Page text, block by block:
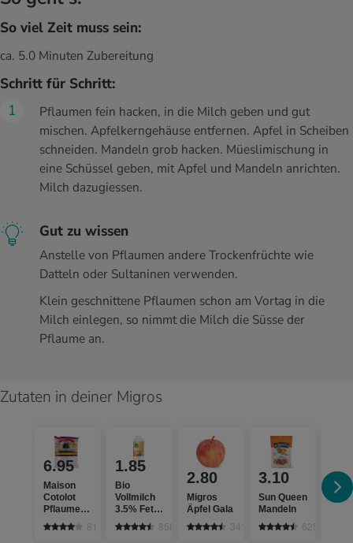
So viel Zeit muss sein:
ca. 5.0 Minuten Zubereitung
Schritt für Schritt:
Pflaumen fein hacken, in die Milch geben und gut
mischen. Apfelkerngehäuse entfernen. Apfel in Scheiben
schneiden. Mandeln grob hacken. Müeslimischung in
eine Schüssel geben, mit Apfel und Mandeln anrichten.
Milch dazugiessen.
Gut zu wissen
Anstelle von Pflaumen andere Trockenfrüchte wie
Datteln oder Sultaninen verwenden.
Klein geschnittene Pflaumen schon am Vortag in die
Milch einlegen, so nimmt die Milch die Süsse der
Pflaume an.
Zutaten in deiner Migros
6.95
Maison
Cotolot
Pflaumen
getrocknet81
1.85
Bio
Vollmilch
3.5% Fett,
pasteurisiert
858
2.80
Migros
Äpfel Gala
3417
3.10
Sun Queen
Mandeln
625
Bio
&